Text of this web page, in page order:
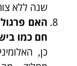
שנה ללא
האם
חם כמו